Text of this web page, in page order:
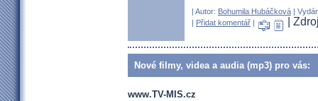
| Autor: Bohumila Hubáčková |
| Přidat komentář | |
Nové filmy, videa a audia (mp3) pro vás:
www.TV-MIS.cz